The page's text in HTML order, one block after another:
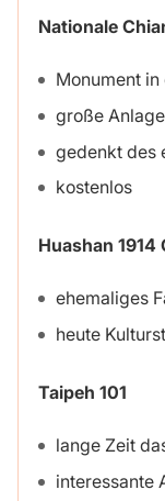
Nationale
Monument
große
gedenkt des
kostenlos
Huashan 1914
ehemaliges
heute
Taipeh 101
lange Zeit
interessante